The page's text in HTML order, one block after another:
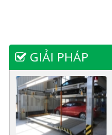
GIẢI PHÁP